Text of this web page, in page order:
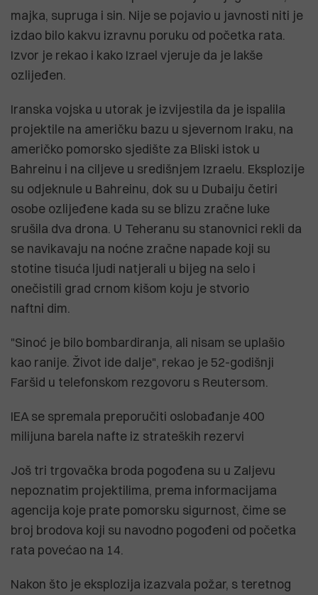
majka, supruga i sin. Nije se pojavio u javnosti niti je
izdao bilo kakvu izravnu poruku od početka rata.
Izvor je rekao i kako Izrael vjeruje da je lakše
ozlijeđen.
Iranska vojska u utorak je izvijestila da je ispalila
projektile na američku bazu u sjevernom Iraku, na
američko pomorsko sjedište za Bliski istok u
Bahreinu i na ciljeve u središnjem Izraelu. Eksplozije
su odjeknule u Bahreinu, dok su u Dubaiju četiri
osobe ozlijeđene kada su se blizu zračne luke
srušila dva drona. U Teheranu su stanovnici rekli da
se navikavaju na noćne zračne napade koji su
stotine tisuća ljudi natjerali u bijeg na selo i
onečistili grad crnom kišom koju je stvorio
naftni dim.
"Sinoć je bilo bombardiranja, ali nisam se uplašio
kao ranije. Život ide dalje", rekao je 52-godišnji
Faršid u telefonskom rezgovoru s Reutersom.
IEA se spremala preporučiti oslobađanje 400
milijuna barela nafte iz strateških rezervi
Još tri trgovačka broda pogođena su u Zaljevu
nepoznatim projektilima, prema informacijama
agencija koje prate pomorsku sigurnost, čime se
broj brodova koji su navodno pogođeni od početka
rata povećao na 14.
Nakon što je eksplozija izazvala požar, s teretnog